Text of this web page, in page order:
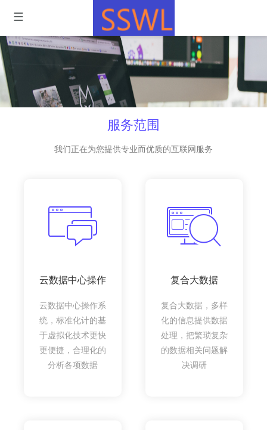
服务范围
我们正在为您提供专业而优质的互联网服务
云数据中心操作
云数据中心操作系
统，标准化计的基
于虚拟化技术更快
更便捷，合理化的
分析各项数据
复合大数据
复合大数据，多样
化的信息提供数据
处理，把繁琐复杂
的数据相关问题解
决调研